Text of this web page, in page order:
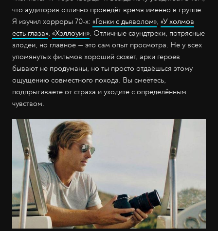
что аудитория отлично проведёт время именно в группе.
Я изучил хорроры 70-х: «Гонки с дьяволом», «У холмов
есть глаза», «Хэллоуин». Отличные саундтреки, потрясные
злодеи, но главное — это сам опыт просмотра. Не у всех
упомянутых фильмов хороший сюжет, арки героев
бывают не продуманы, но ты просто отдаёшься этому
ощущению совместного похода. Вы смеётесь,
подпрыгиваете от страха и уходите с определённым
чувством.